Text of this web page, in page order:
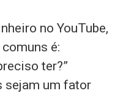
no YouTube,
é:
ter?”
sejam um fator